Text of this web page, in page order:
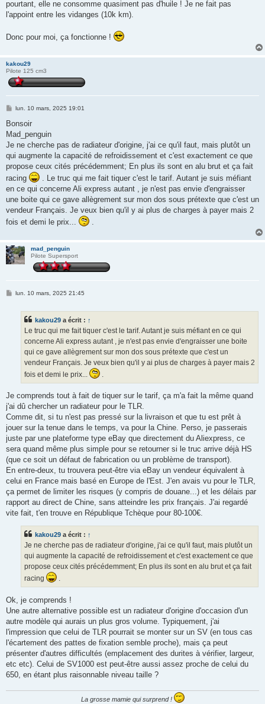
pourtant, elle ne consomme quasiment pas d'huile ! Je ne fait pas
l'appoint entre les vidanges (10k km).
Donc pour moi, ça fonctionne !
kakou29
Pilote 125 cm3
M
s
a
g
lun. 10 mars, 2025 19:01
Bonsoir
Mad_penguin
Je ne cherche pas de radiateur d'origine, j'ai ce qu'il faut, mais plutôt un
qui augmente la capacité de refroidissement et c'est exactement ce que
propose ceux cités précédemment; En plus ils sont en alu brut et ça fait
racing
. Le truc qui me fait tiquer c'est le tarif. Autant je suis méfiant
en ce qui concerne Ali express autant , je n'est pas envie d'engraisser
une boite qui ce gave allègrement sur mon dos sous prétexte que c'est un
vendeur Français. Je veux bien qu'il y ai plus de charges à payer mais 2
fois et demi le prix...
.
mad_penguin
Pilote Supersport
Mlun. 10 mars, 2025 21:45
kakou29 a écrit : ↑
Le truc qui me fait tiquer c'est le tarif. Autant je suis méfiant en ce qui
concerne Ali express autant , je n'est pas envie d'engraisser une boite
qui ce gave allègrement sur mon dos sous prétexte que c'est un
vendeur Français. Je veux bien qu'il y ai plus de charges à payer mais 2
fois et demi le prix...
Je comprends tout à fait de tiquer sur le tarif, ça m'a fait la même quand
j'ai dû chercher un radiateur pour le TLR.
Comme dit, si tu n'est pas pressé sur la livraison et que tu est prêt à
jouer sur la tenue dans le temps, va pour la Chine. Perso, je passerais
juste par une plateforme type eBay que directement du Aliexpress, ce
sera quand même plus simple pour se retourner si le truc arrive déjà HS
(que ce soit un défaut de fabrication ou un problème de transport).
En entre-deux, tu trouvera peut-être via eBay un vendeur équivalent à
celui en France mais basé en Europe de l'Est. J'en avais vu pour le TLR,
ça permet de limiter les risques (y compris de douane...) et les délais par
rapport au direct de Chine, sans atteindre les prix français. J'ai regardé
vite fait, t'en trouve en République Tchèque pour 80-100€.
kakou29 a écrit : ↑
Je ne cherche pas de radiateur d'origine, j'ai ce qu'il faut, mais plutôt un
qui augmente la capacité de refroidissement et c'est exactement ce que
propose ceux cités précédemment; En plus ils sont en alu brut et ça fait
racing
.
Ok, je comprends !
Une autre alternative possible est un radiateur d'origine d'occasion d'un
autre modèle qui aurais un plus gros volume. Typiquement, j'ai
l'impression que celui de TLR pourrait se monter sur un SV (en tous cas
l'écartement des pattes de fixation semble proche), mais ça peut
présenter d'autres difficultés (emplacement des durites à vérifier, largeur,
etc etc). Celui de SV1000 est peut-être aussi assez proche de celui du
650, en étant plus raisonnable niveau taille ?
La grosse mamie qui surprend !